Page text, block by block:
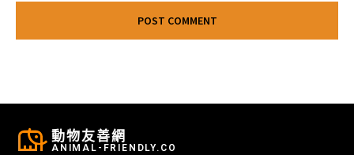
動物友善網
ANIMAL-FRIENDLY.CO